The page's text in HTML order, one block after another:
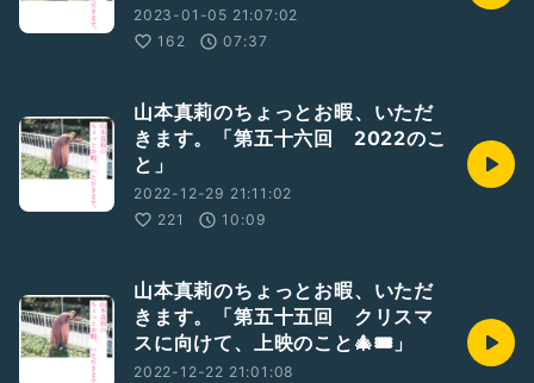
2023-01-05 21:07:02
162
07:37
山本真莉のちょっとお暇、いただ
きます。「第五十六回 2022のこ
と」
2022-12-29 21:11:02
221
10:09
山本真莉のちょっとお暇、いただ
きます。「第五十五回 クリスマ
スに向けて、上映のこと🎄🎟」
2022-12-22 21:01:08